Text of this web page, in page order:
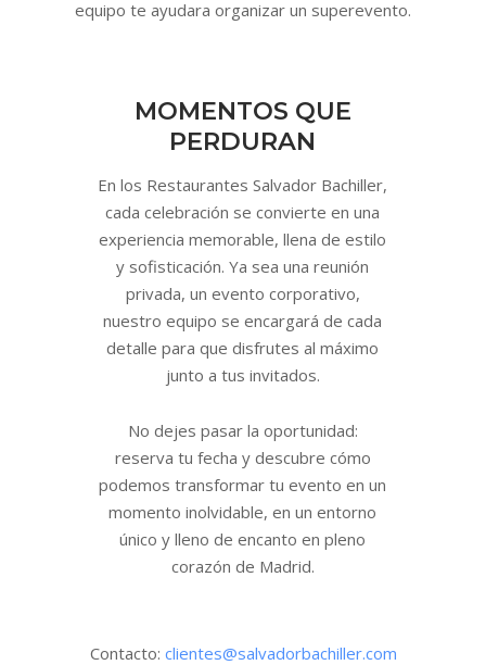
equipo te ayudara organizar un superevento.
MOMENTOS QUE
PERDURAN
En los Restaurantes Salvador Bachiller,
cada celebración se convierte en una
experiencia memorable, llena de estilo
y sofisticación. Ya sea una reunión
privada, un evento corporativo,
nuestro equipo se encargará de cada
detalle para que disfrutes al máximo
junto a tus invitados.
No dejes pasar la oportunidad:
reserva tu fecha y descubre cómo
podemos transformar tu evento en un
momento inolvidable, en un entorno
único y lleno de encanto en pleno
corazón de Madrid.
Contacto: clientes@salvadorbachiller.com